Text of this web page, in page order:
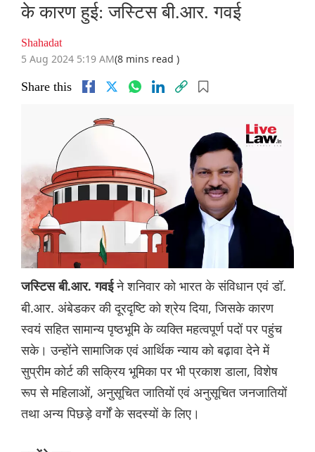
के कारण हुई: जस्टिस बी.आर. गवई
Shahadat
5 Aug 2024 5:19 AM(8 mins read )
Share this
जस्टिस बी.आर. गवईने शनिवार को भारत के संविधान एवं डॉ.
बी.आर. अंबेडकर की दूरदृष्टि को श्रेय दिया, जिसके कारण
स्वयं सहित सामान्य पृष्ठभूमि के व्यक्ति महत्वपूर्ण पदों पर पहुंच
सके। उन्होंने सामाजिक एवं आर्थिक न्याय को बढ़ावा देने में
सुप्रीम कोर्ट की सक्रिय भूमिका पर भी प्रकाश डाला, विशेष
रूप से महिलाओं, अनुसूचित जातियों एवं अनुसूचित जनजातियों
तथा अन्य पिछड़े वर्गों के सदस्यों के लिए।